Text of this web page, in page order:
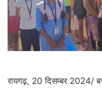
रायगढ़, 20 दिसम्बर 2024/